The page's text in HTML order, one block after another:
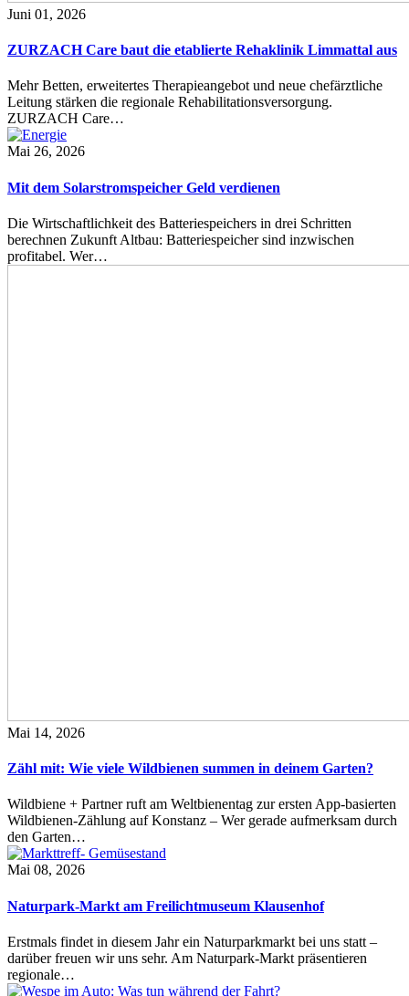
Juni 01, 2026
ZURZACH Care baut die etablierte Rehaklinik Limmattal aus
Mehr Betten, erweitertes Therapieangebot und neue chefärztliche
Leitung stärken die regionale Rehabilitationsversorgung.
ZURZACH Care…
Mai 26, 2026
Mit dem Solarstromspeicher Geld verdienen
Die Wirtschaftlichkeit des Batteriespeichers in drei Schritten
berechnen Zukunft Altbau: Batteriespeicher sind inzwischen
profitabel. Wer…
Mai 14, 2026
Zähl mit: Wie viele Wildbienen summen in deinem Garten?
Wildbiene + Partner ruft am Weltbienentag zur ersten App-basierten
Wildbienen-Zählung auf Konstanz – Wer gerade aufmerksam durch
den Garten…
Mai 08, 2026
Naturpark-Markt am Freilichtmuseum Klausenhof
Erstmals findet in diesem Jahr ein Naturparkmarkt bei uns statt –
darüber freuen wir uns sehr. Am Naturpark-Markt präsentieren
regionale…